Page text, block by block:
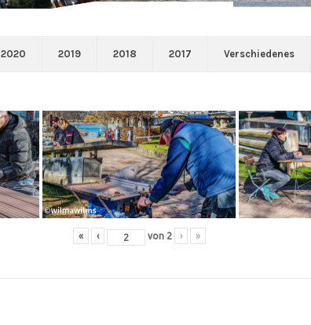
2020 2019 2018 2017 Verschiedenes
« ‹ von 2 › »